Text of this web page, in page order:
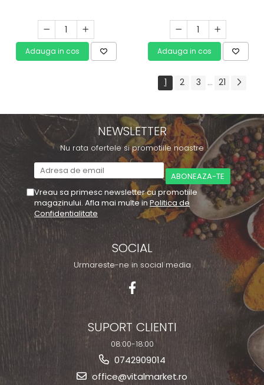
Adauga in cos Adauga in cos
1 2 3 ... 21
NEWSLETTER
Nu rata ofertele si promotiile noastre
Vreau sa primesc newsletter cu promotiile
magazinului. Afla mai multe in Politica de
Confidentialitate
SOCIAL
Urmareste-ne in social media
SUPORT CLIENTI
08:00-18:00
0742909014
office@vitalmarket.ro